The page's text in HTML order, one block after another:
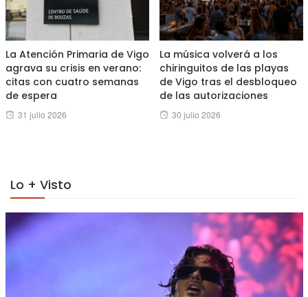
La Atención Primaria de Vigo
agrava su crisis en verano:
citas con cuatro semanas
de espera
Posted
31 julio 2026
La música volverá a los
chiringuitos de las playas
de Vigo tras el desbloqueo
de las autorizaciones
Posted
30 julio 2026
Lo + Visto